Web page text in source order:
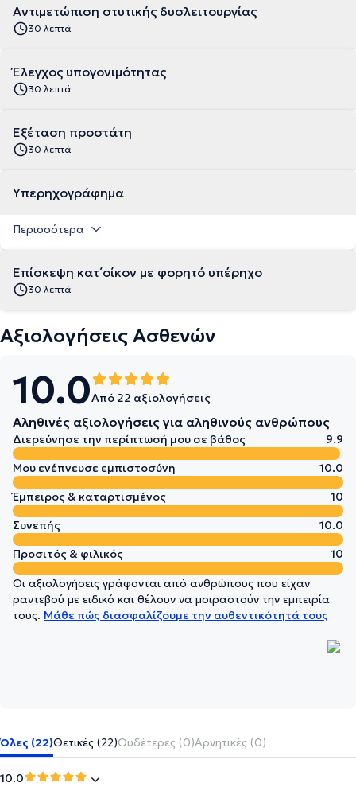
Αντιμετώπιση στυτικής δυσλειτουργίας
30 λεπτά
Έλεγχος υπογονιμότητας
30 λεπτά
Εξέταση προστάτη
30 λεπτά
Υπερηχογράφημα
Περισσότερα
Επίσκεψη κατ΄οίκον με φορητό υπέρηχο
30 λεπτά
Αξιολογήσεις Ασθενών
10.0Από 22 αξιολογήσεις
Αληθινές αξιολογήσεις για αληθινούς ανθρώπους
Διερεύνησε την περίπτωσή μου σε βάθος
9.9
Μου ενέπνευσε εμπιστοσύνη
10.0
Έμπειρος & καταρτισμένος
10
Συνεπής
10.0
Προσιτός & φιλικός
10
Οι αξιολογήσεις γράφονται από ανθρώπους που είχαν
ραντεβού με ειδικό και θέλουν να μοιραστούν την εμπειρία
τους. Μάθε πώς διασφαλίζουμε την αυθεντικότητά τους
Όλες (22)Θετικές (22)Ουδέτερες (0)Αρνητικές (0)
10.0